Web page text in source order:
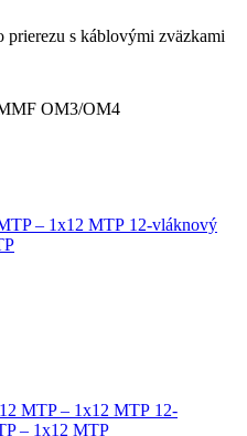
prierezu s káblovými zväzkami
OM3/OM4
12-vláknový
12-
– 1x12 MTP